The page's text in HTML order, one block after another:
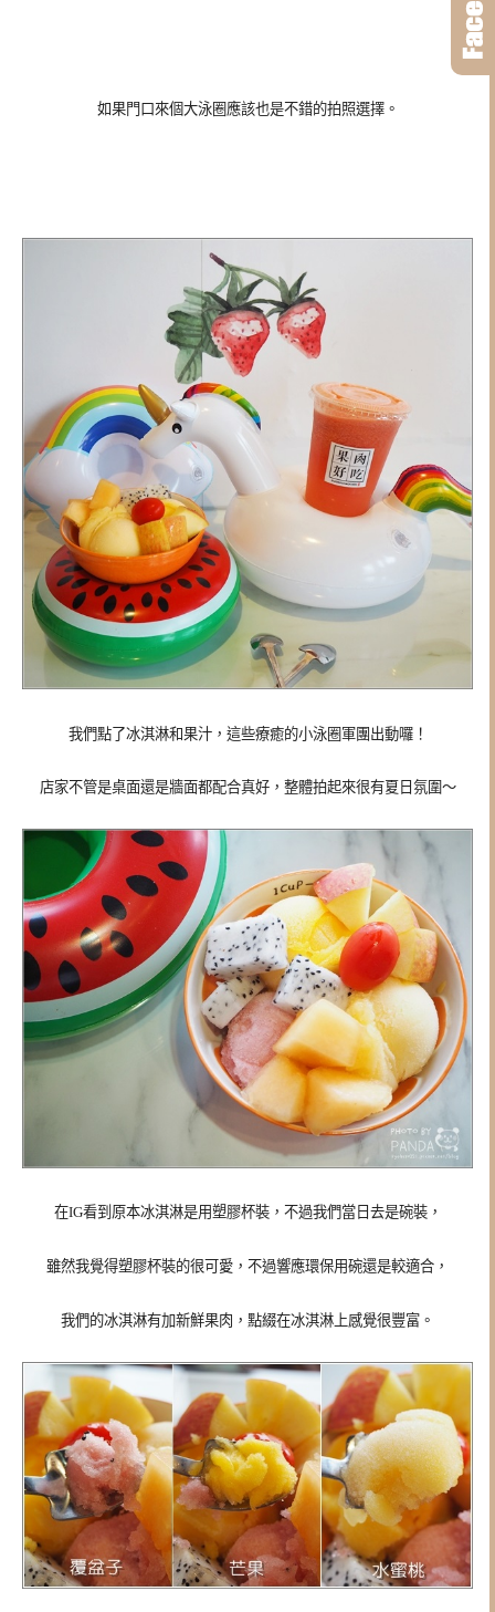
如果門口來個大泳圈應該也是不錯的拍照選擇。
我們點了冰淇淋和果汁，這些療癒的小泳圈軍團出動囉！
店家不管是桌面還是牆面都配合真好，整體拍起來很有夏日氛圍～
在IG看到原本冰淇淋是用塑膠杯裝，不過我們當日去是碗裝，
雖然我覺得塑膠杯裝的很可愛，不過響應環保用碗還是較適合，
我們的冰淇淋有加新鮮果肉，點綴在冰淇淋上感覺很豐富。